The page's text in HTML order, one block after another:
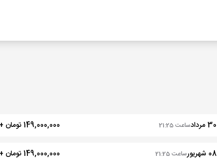
30 مرداد ساعت 21:25 149,000,000 تومان + 1,590 دلار
08 شهریور ساعت 21:25 149,000,000 تومان + 1,590 دلار